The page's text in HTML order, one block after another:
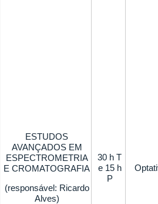
ESTUDOS
AVANÇADOS EM
ESPECTROMETRIA
E CROMATOGRAFIA
(responsável: Ricardo
Alves)
30 h T
e 15 h
P